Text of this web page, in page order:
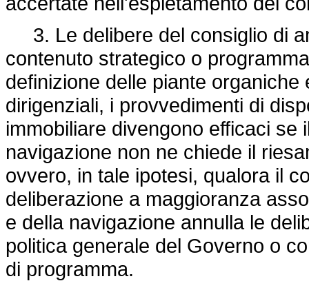
3. Le delibere del consiglio di
contenuto strategico o
definizione delle piante
dirigenziali, i provvedimenti di
immobiliare divengono efficaci se
navigazione non ne chiede il
ovvero, in tale ipotesi, qualora il
deliberazione a maggioranza
e della navigazione annulla le
politica generale del Governo o
di programma.